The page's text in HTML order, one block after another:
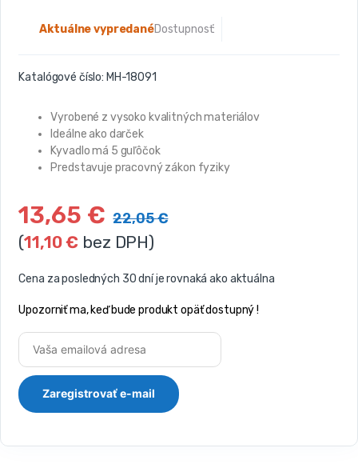
Dostupnosť:
Aktuálne vypredané
Katalógové číslo: MH-18091
Vyrobené z vysoko kvalitných materiálov
Ideálne ako darček
Kyvadlo má 5 guľôčok
Predstavuje pracovný zákon fyziky
13,65 € 22,05€
(11,10€ bez DPH)
Cena za posledných 30 dní je rovnaká ako aktuálna
Upozorniť ma, keď bude produkt opäť dostupný !